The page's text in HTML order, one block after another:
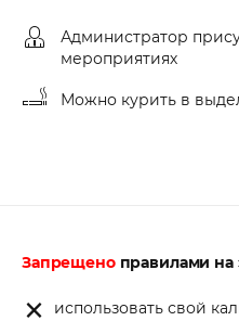
Администратор
мероприятиях
Можно курить в
Запрещеноправилами на
использовать свой